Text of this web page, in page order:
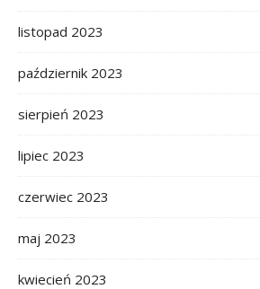
listopad 2023
październik 2023
sierpień 2023
lipiec 2023
czerwiec 2023
maj 2023
kwiecień 2023